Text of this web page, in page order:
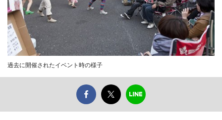
過去に開催されたイベント時の様子